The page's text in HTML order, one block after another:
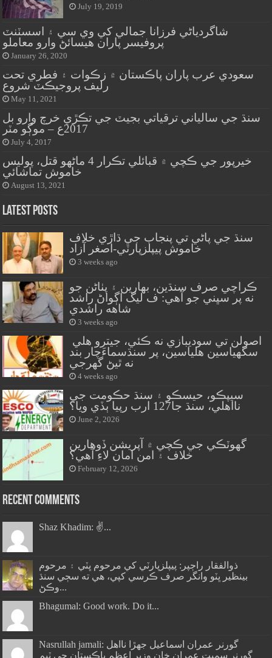
July 19, 2019
شاگردياڻي فرزانا جمالي کي وي سي ۽ اسسٽنٽ
پروفيسر پاران هيسائڻ وارو معاملو
January 26, 2020
سعودي عرب پاران پاڪستان ۾ زڪوات ۽ فطري تحت
رليف پروجيڪٽ شروع
May 11, 2021
سنڌ جي سالياني ترقياتي بجيٽ جي تڪڙي خرچ وارو بل
2017ع – موڳو مٽر
July 4, 2017
خيرپور جي ڪچي ۾ قبائلي تڪرار 4 ماڻهو قتل، پوليس
خاموش تماشائي
August 13, 2021
Latest Posts
سنڌ جي پاڻي تي پنجاب جي ڌاڙي خلاف
خاموش پيپلزپارٽي-اصغر آزاد
3 weeks ago
ڪراچي صرف سنڌين، بهارين ۽ پٺاڻن جو
نه پر سڀني جو آهي: ف ليگ اڳواڻ راشد
شاهه راشدي
3 weeks ago
سگهياسين هلياسين، پر سنڌسماءَچار بند
نه ٿيڻ گهرجي
4 weeks ago
سيپڪو، حيسڪو ۽ سنڌ حڪومت جي
نااهلي، سنڌ جا127 ارب رپيا ٻڏي ويا؟
June 2, 2026
گهوٽڪي جي ڪچي ۾ آپريشن ڏوهارين
خلاف ۽ امن امان لاءِ آهي؟
February 12, 2026
Recent Comments
Shaz Khadim: ✌️...
ذوالفقار راڄپر: پيپلزپارٽي کي مرحوم ڀٽي ۽ مرحوم
بينظير ڀٽو وانگر صرف ڪرسي کپي، هي ته سڄي سنڌ
وڪڻ...
Bhagumal: Good work. Do it...
Nasrullah jamali: گورنر عمران اسماعيل جھڙا نااهل
گورنر سميت عمران خان وزير اعظم پاڪستان جي ٽيم